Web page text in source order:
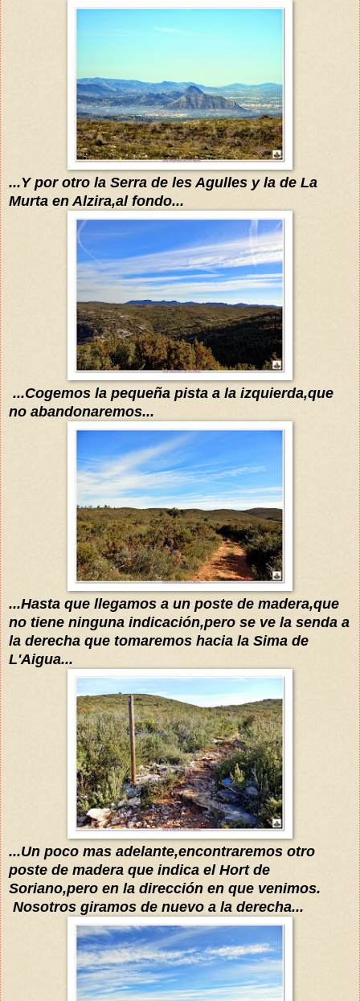
...Y por otro la Serra de les Agulles y la de La
Murta en Alzira,al fondo...
...Cogemos la pequeña pista a la izquierda,que
no abandonaremos...
...Hasta que llegamos a un poste de madera,que
no tiene ninguna indicación,pero se ve la senda a
la derecha que tomaremos hacia la Sima de
L'Aigua...
...Un poco mas adelante,encontraremos otro
poste de madera que indica el Hort de
Soriano,pero en la dirección en que venimos.
Nosotros giramos de nuevo a la derecha...